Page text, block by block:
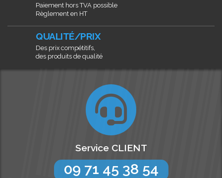
Paiement hors TVA possible
Règlement en HT
QUALITÉ/PRIX
Des prix compétitifs,
des produits de qualité
Service CLIENT
09 71 45 38 54